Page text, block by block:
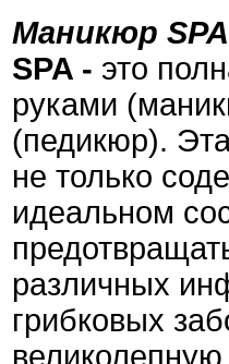
Маникюр
SPA - это
руками
(педикюр).
не только
идеальном
различных
грибковых